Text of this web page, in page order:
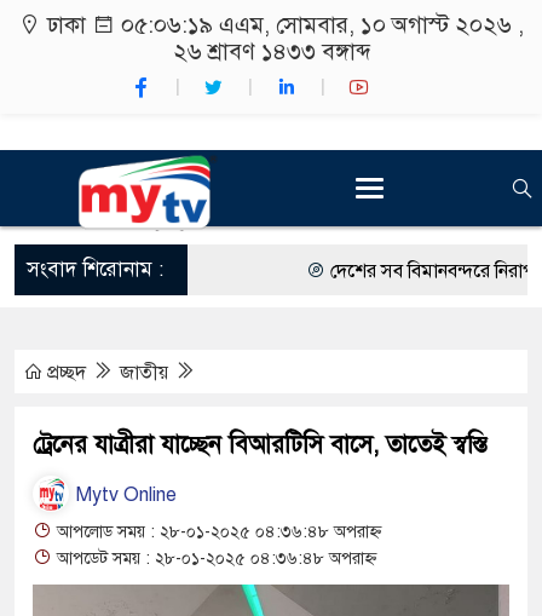
ঢাকা ০৫:০৬:২০ এএম, সোমবার, ১০ অগাস্ট ২০২৬ ,
২৬ শ্রাবণ ১৪৩৩ বঙ্গাব্দ
সংবাদ শিরোনাম : দেশের সব বিমানবন্দরে নিরাপত্তা
কর্মসূচীর শুভসূচনা।
রং ফর্সাকারী ৮ ব্র্যান্ডের ক্রিমে
থাকায় বিক্রিতে নিষেধাজ্ঞা
প্রচ্ছদ জাতীয়
ট্রেনের যাত্রীরা যাচ্ছেন বিআরটিসি বাসে, তাতেই স্বস্তি
Mytv Online
আপলোড সময় : ২৮-০১-২০২৫ ০৪:৩৬:৪৮ অপরাহ্ন
আপডেট সময় : ২৮-০১-২০২৫ ০৪:৩৬:৪৮ অপরাহ্ন